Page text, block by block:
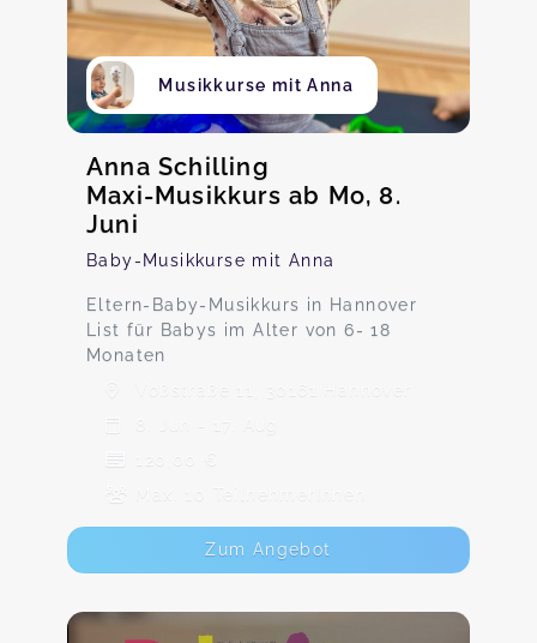
Musikkurse mit Anna
Anna Schilling
Maxi-Musikkurs ab Mo, 8.
Juni
Baby-Musikkurse mit Anna
Eltern-Baby-Musikkurs in Hannover
List für Babys im Alter von 6- 18
Monaten
Voßstraße 11, 30161 Hannover
8. Jun - 17. Aug
120,00 €
Max. 10 TeilnehmerInnen
Zum Angebot